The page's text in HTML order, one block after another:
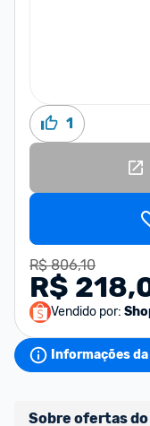
1
R$ 806,10
R$
Vendido por:
Informações
Sobre ofertas do